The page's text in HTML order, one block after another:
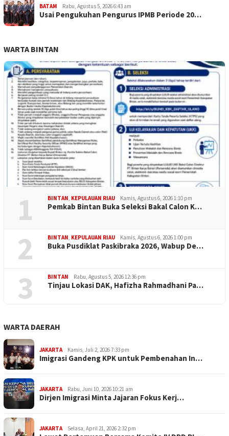
BATAM Rabu, Agustus 5, 2026 6:43 am
Usai Pengukuhan Pengurus IPMB Periode 20…
WARTA BINTAN
1 BINTAN KEPULAUAN RIAU Kamis, Agustus 6, 2026 1:10 pm
Pemkab Bintan Buka Seleksi Bakal Calon K…
2 BINTAN KEPULAUAN RIAU Kamis, Agustus 6, 2026 1:00 pm
Buka Pusdiklat Paskibraka 2026, Wabup De…
3 BINTAN Rabu, Agustus 5, 2026 12:36 pm
Tinjau Lokasi DAK, Hafizha Rahmadhani Pa…
WARTA DAERAH
JAKARTA Kamis, Juli 2, 2026 7:33 pm
Imigrasi Gandeng KPK untuk Pembenahan In…
JAKARTA Rabu, Juni 10, 2026 10:21 am
Dirjen Imigrasi Minta Jajaran Fokus Kerj…
JAKARTA Selasa, April 21, 2026 2:32 pm